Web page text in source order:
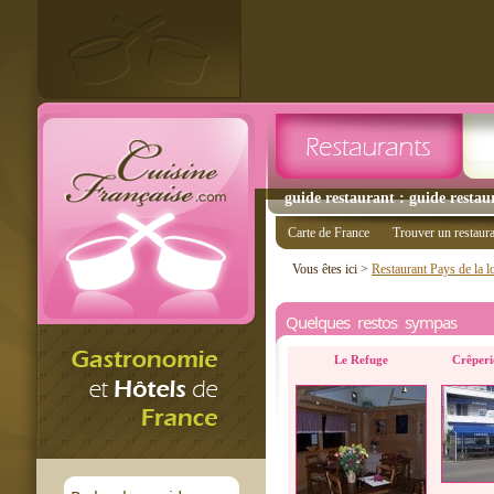
guide restaurant : guide
Carte de France Trouver un
Vous êtes ici > Restaurant Pays de la
Quelques restos sympas
Le Refuge